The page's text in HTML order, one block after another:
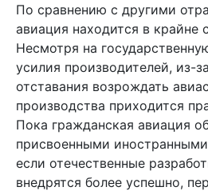
По сравнению с другими
авиация находится в
Несмотря на
усилия производителей, из-
отставания возрождать
производства приходится
Пока гражданская авиация
присвоенными
если отечественные
внедрятся более успешно,